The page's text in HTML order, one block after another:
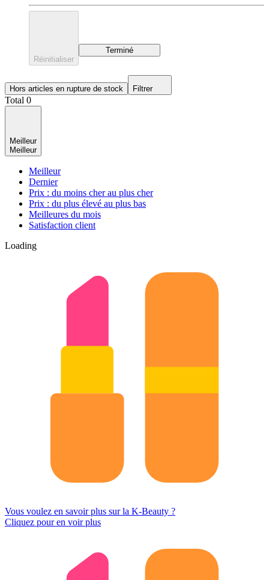
Réinitialiser
Terminé
Hors articles en rupture de stock Filtrer
Total 0
Meilleur
Meilleur
Meilleur
Dernier
Prix : du moins cher au plus cher
Prix : du plus élevé au plus bas
Meilleures du mois
Satisfaction client
Loading
Vous voulez en savoir plus sur la K-Beauty ?
Cliquez pour en voir plus